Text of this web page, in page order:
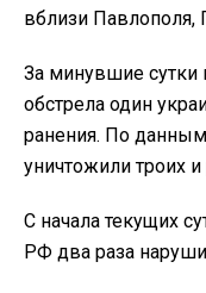
вблизи Павлополя,
За минувшие сутки
обстрела один
ранения. По
уничтожили троих
С начала текущих
РФ два раза